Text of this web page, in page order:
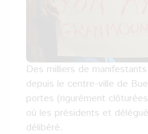
Des milliers de
depuis le centre-ville de
portes (rigurément
où les présidents et
délibéré.